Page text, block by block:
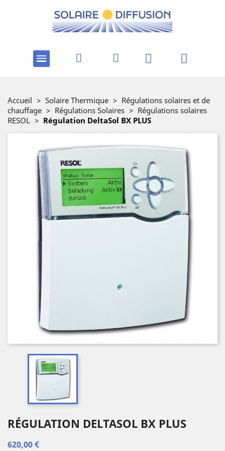
Accueil > Solaire Thermique > Régulations solaires et de
chauffage > Régulations Solaires > Régulations solaires
RESOL > Régulation DeltaSol BX PLUS
RÉGULATION DELTASOL BX PLUS
620,00 €